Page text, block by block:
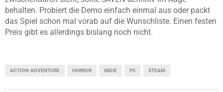
behalten. Probiert die Demo einfach einmal aus oder packt
das Spiel schon mal vorab auf die Wunschliste. Einen festen
Preis gibt es allerdings bislang noch nicht.
ACTION-ADVENTURE HORROR INDIE PC STEAM